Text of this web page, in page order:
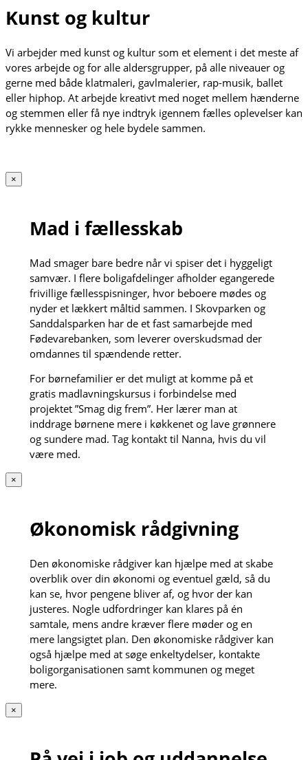
Kunst og kultur
Vi arbejder med kunst og kultur som et element i det meste af
vores arbejde og for alle aldersgrupper, på alle niveauer og
gerne med både klatmaleri, gavlmalerier, rap-musik, ballet
eller hiphop. At arbejde kreativt med noget mellem hænderne
og stemmen eller få nye indtryk igennem fælles oplevelser kan
rykke mennesker og hele bydele sammen.
×
Mad i fællesskab
Mad smager bare bedre når vi spiser det i hyggeligt
samvær. I flere boligafdelinger afholder egangerede
frivillige fællesspisninger, hvor beboere mødes og
nyder et lækkert måltid sammen. I Skovparken og
Sanddalsparken har de et fast samarbejde med
Fødevarebanken, som leverer overskudsmad der
omdannes til spændende retter.
For børnefamilier er det muligt at komme på et
gratis madlavningskursus i forbindelse med
projektet ”Smag dig frem”. Her lærer man at
inddrage børnene mere i køkkenet og lave grønnere
og sundere mad. Tag kontakt til Nanna, hvis du vil
være med.
×
Økonomisk rådgivning
Den økonomiske rådgiver kan hjælpe med at skabe
overblik over din økonomi og eventuel gæld, så du
kan se, hvor pengene bliver af, og hvor der kan
justeres. Nogle udfordringer kan klares på én
samtale, mens andre kræver flere møder og en
mere langsigtet plan. Den økonomiske rådgiver kan
også hjælpe med at søge enkeltydelser, kontakte
boligorganisationen samt kommunen og meget
mere.
×